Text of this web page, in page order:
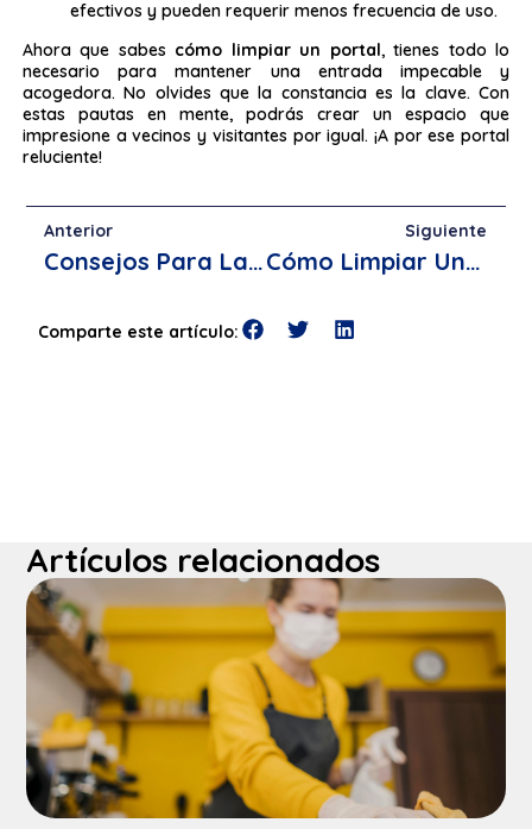
efectivos y pueden requerir menos frecuencia de uso.
Ahora que sabes cómo limpiar un portal, tienes todo lo
necesario para mantener una entrada impecable y
acogedora. No olvides que la constancia es la clave. Con
estas pautas en mente, podrás crear un espacio que
impresione a vecinos y visitantes por igual. ¡A por ese portal
reluciente!
Anterior
Consejos Para La Limpieza De Escaleras En Comunidades
Siguiente
Cómo Limpiar Una Comunidad De Vecinos
Comparte este artículo:
Artículos relacionados